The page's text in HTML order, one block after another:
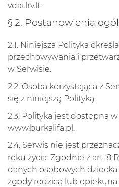
vdai.lrv.lt.
§ 2. Postanowienia
2.1. Niniejsza Polityka
przechowywania i
w Serwisie.
2.2. Osoba korzystająca z
się z niniejszą Polityką.
2.3. Polityka jest dostępna
www.burkalifa.pl .
2.4. Serwis nie jest
roku życia. Zgodnie z art. 8
danych osobowych
zgody rodzica lub